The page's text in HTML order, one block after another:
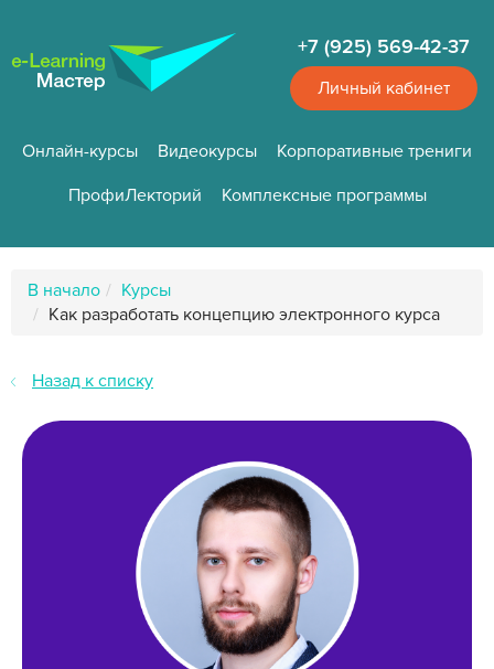
основному
содержанию
+7 (925) 569-42-37
Личный кабинет
Онлайн-курсы Видеокурсы
Корпоративные трениги
ПрофиЛекторий
Комплексные программы
Путь
странице
В начало
Курсы
Как разработать концепцию электронного курса
Назад к списку